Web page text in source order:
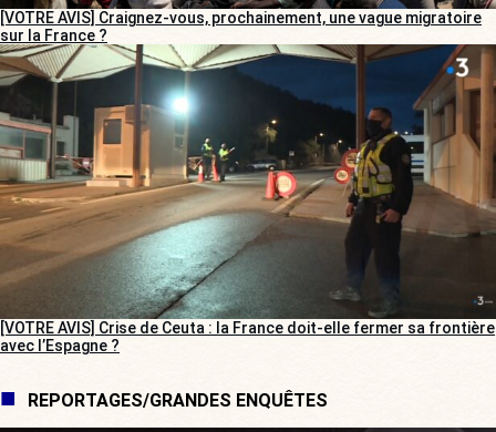
[VOTRE AVIS] Craignez-vous, prochainement, une vague migratoire
sur la France ?
[VOTRE AVIS] Crise de Ceuta : la France doit-elle fermer sa frontière
avec l’Espagne ?
REPORTAGES/GRANDES ENQUÊTES